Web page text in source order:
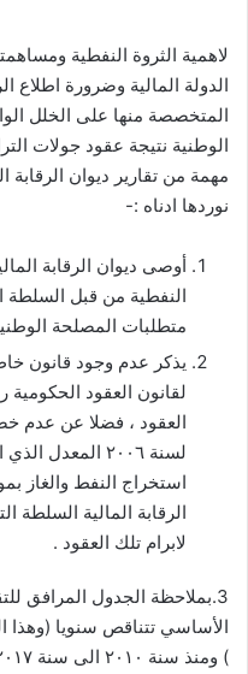
لاهمية الثروة النفطية
الدولة المالية وضرورة اطلاع
المتخصصة منها على الخلل
الوطنية نتيجة عقود جولات
نوردها ادناه :-
أوصى ديوان الرقابة
النفطية من قبل السلطة
متطلبات المصلحة
يذكر عدم وجود قانون
لسنة ٢٠٠٦
الرقابة المالية السلطة
لابرام تلك العقود .
3.بملاحظة الجدول المرافق
الأساسي تتناقص سنويا (وهذا